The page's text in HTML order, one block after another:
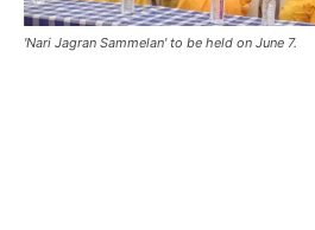
'Nari Jagran Sammelan' to be held on June 7.